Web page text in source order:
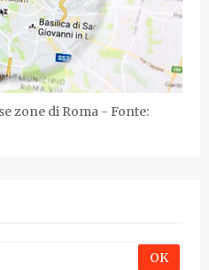
zone di Roma - Fonte: